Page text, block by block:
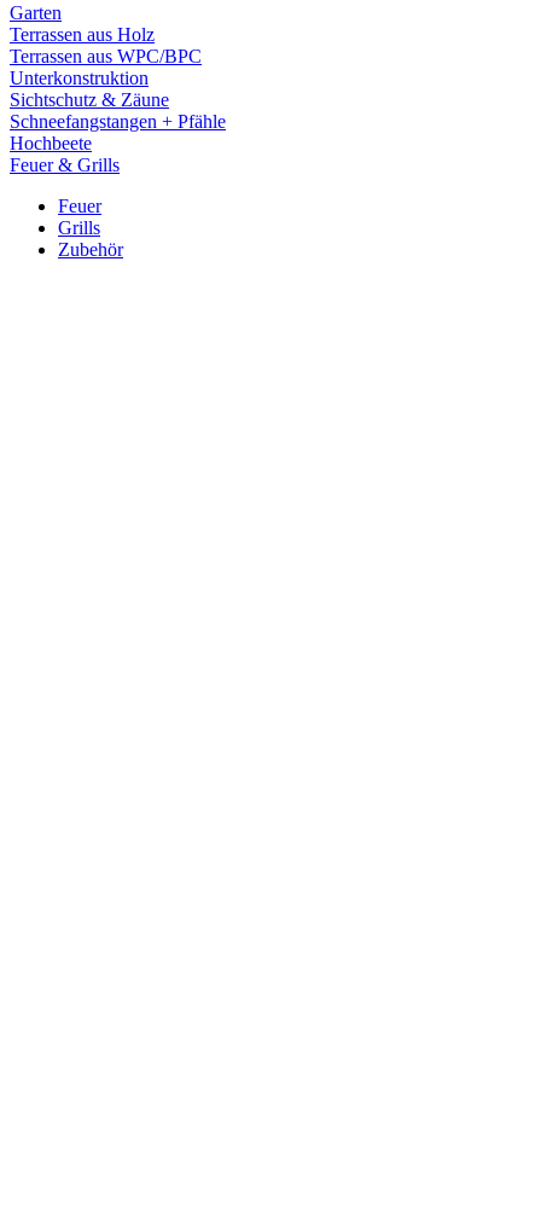
Garten
Terrassen aus Holz
Terrassen aus WPC/BPC
Unterkonstruktion
Sichtschutz & Zäune
Schneefangstangen + Pfähle
Hochbeete
Feuer & Grills
Feuer
Grills
Zubehör